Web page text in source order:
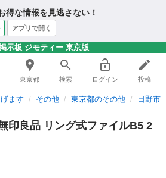
得な情報を見逃さない！
アプリで開く
示板 ジモティー 東京版
東京都 検索 ログイン 投稿
ます その他 東京都のその他 日野市
印良品 リング式ファイルB5 2